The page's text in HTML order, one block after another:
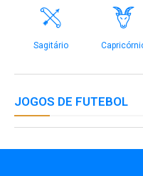
JOGOS DE FUTEBOL